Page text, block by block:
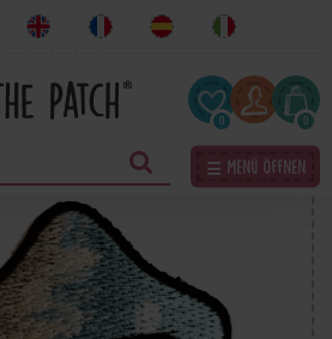
0
☰ Menü öffnen